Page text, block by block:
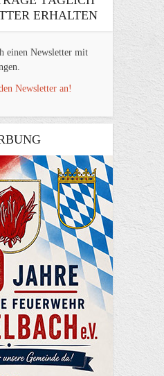
ERHALTEN
einen Newsletter mit
Newsletter an!